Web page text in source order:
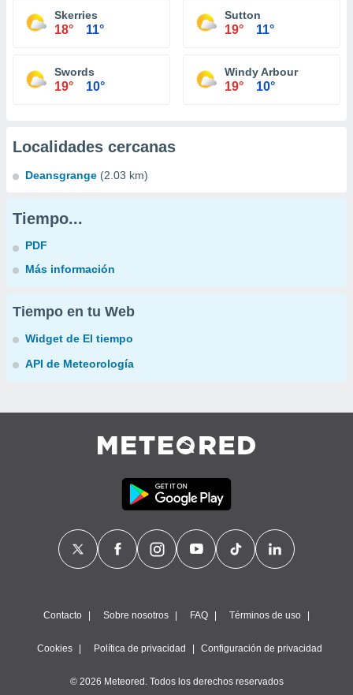
Skerries
18° 11°
Sutton
19° 11°
Swords
19° 10°
Windy Arbour
19° 10°
Localidades cercanas
Deansgrange (2.03 km)
Tiempo...
PDF
Más información
Tiempo en tu Web
Widget de El tiempo
API de Meteorología
Contacto Sobre nosotros FAQ Términos de uso
Cookies Política de privacidad Configuración de privacidad
© 2026 Meteored. Todos los derechos reservados